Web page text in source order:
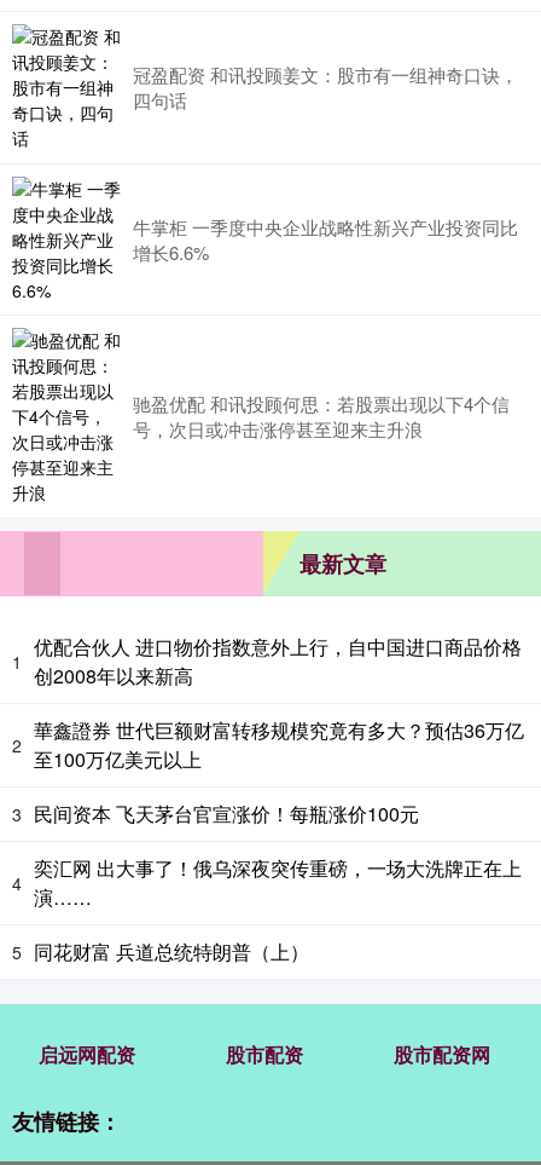
冠盈配资 和讯投顾姜文：股市有一组神奇口诀，
四句话
牛掌柜 一季度中央企业战略性新兴产业投资同比
增长6.6%
驰盈优配 和讯投顾何思：若股票出现以下4个信
号，次日或冲击涨停甚至迎来主升浪
最新文章
1
优配合伙人 进口物价指数意外上行，自中国进口商品价格
创2008年以来新高
2
華鑫證券 世代巨额财富转移规模究竟有多大？预估36万亿
至100万亿美元以上
3 民间资本 飞天茅台官宣涨价！每瓶涨价100元
4
奕汇网 出大事了！俄乌深夜突传重磅，一场大洗牌正在上
演……
5 同花财富 兵道总统特朗普（上）
启远网配资 股市配资 股市配资网
友情链接：